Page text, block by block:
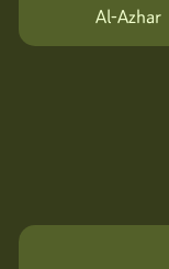
Al-Azhar